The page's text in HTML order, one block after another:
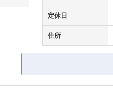
定休日
住所